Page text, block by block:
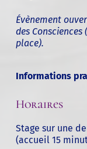
Évènement
des
place).
Informations
Horaires
Stage sur une
(accueil 15